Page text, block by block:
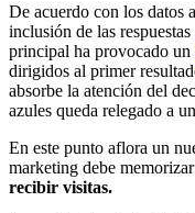
De acuerdo con los datos
inclusión de las
principal ha provocado un
dirigidos al primer
absorbe la atención del
azules queda relegado a
En este punto aflora un
marketing debe
recibir visitas.